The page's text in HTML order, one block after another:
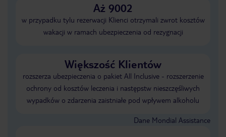
Aż 9002
w przypadku tylu rezerwacji Klienci otrzymali zwrot kosztów
wakacji w ramach ubezpieczenia od rezygnacji
Większość Klientów
rozszerza ubezpieczenia o pakiet All Inclusive - rozszerzenie
ochrony od kosztów leczenia i następstw nieszczęśliwych
wypadków o zdarzenia zaistniałe pod wpływem alkoholu
Dane Mondial Assistance